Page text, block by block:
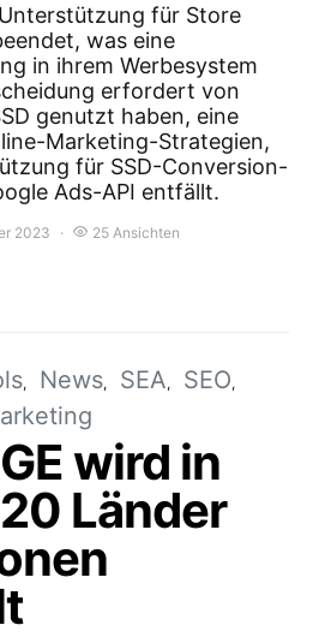
für Store
was eine
in ihrem Werbesystem
erfordert von
genutzt haben, eine
Marketing-Strategien,
für SSD-Conversion-
Ads-API entfällt.
2023 25 Ansichten
News SEA
SEO
wird in
Länder